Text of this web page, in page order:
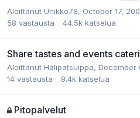
Aloittanut Unikko78, October 17,
58 vastausta 44.5k katselua
Share tastes and events
Aloittanut Halipatsuippa, December
14 vastausta 8.4k katselua
Pitopalvelut